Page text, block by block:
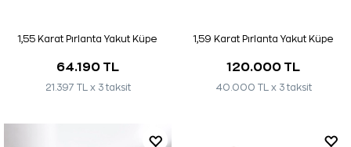
1,55 Karat Pırlanta Yakut Küpe
64.190 TL
21.397 TL x 3 taksit
1,59 Karat Pırlanta Yakut Küpe
120.000 TL
40.000 TL x 3 taksit